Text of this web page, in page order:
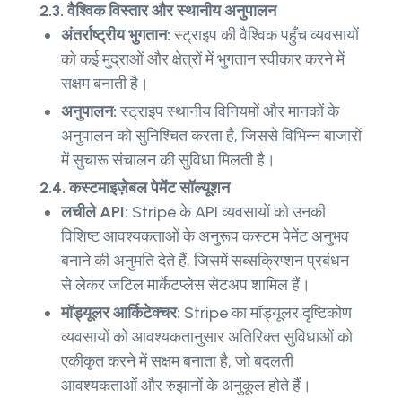
2.3. वैश्विक विस्तार और स्थानीय अनुपालन
अंतर्राष्ट्रीय भुगतान:स्ट्राइप की वैश्विक पहुँच व्यवसायों
को कई मुद्राओं और क्षेत्रों में भुगतान स्वीकार करने में
सक्षम बनाती है।
अनुपालन:स्ट्राइप स्थानीय विनियमों और मानकों के
अनुपालन को सुनिश्चित करता है, जिससे विभिन्न बाजारों
में सुचारू संचालन की सुविधा मिलती है।
2.4. कस्टमाइज़ेबल पेमेंट सॉल्यूशन
लचीले API: Stripe के API व्यवसायों को उनकी
विशिष्ट आवश्यकताओं के अनुरूप कस्टम पेमेंट अनुभव
बनाने की अनुमति देते हैं, जिसमें सब्सक्रिप्शन प्रबंधन
से लेकर जटिल मार्केटप्लेस सेटअप शामिल हैं।
मॉड्यूलर आर्किटेक्चर: Stripe का मॉड्यूलर दृष्टिकोण
व्यवसायों को आवश्यकतानुसार अतिरिक्त सुविधाओं को
एकीकृत करने में सक्षम बनाता है, जो बदलती
आवश्यकताओं और रुझानों के अनुकूल होते हैं।